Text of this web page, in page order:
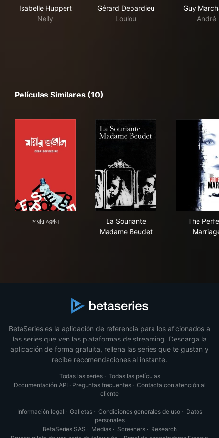
Isabelle Huppert
Nelly
Gérard Depardieu
Loulou
Guy
André
Películas Similares (10)
মায়ার জঞ্জাল
La Souriante
Madame Beudet
The
BetaSeries es la aplicación de referencia para los aficionados a
las series que ven las plataformas de streaming. Descarga la
aplicación de forma gratuita, rellena las series que te gustan y
recibe recomendaciones al instante.
Todas las series· Todas las películas
Documentación API · Preguntas frecuentes· Contacta con atención al
cliente
Información legal · Galletas· Condiciones generales de uso· Datos
personales
BetaSeries SAS · Medias· Screeners· Research